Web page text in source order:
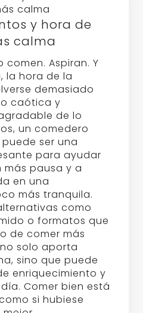
y hora de
calma
comen. Aspiran. Y
la hora de la
demasiado
caótica y
de lo
un comedero
ser una
para ayudar
pausa y a
en una
más tranquila.
como
o formatos que
de comer más
solo aporta
sino que puede
enriquecimiento y
Comer bien está
si hubiese